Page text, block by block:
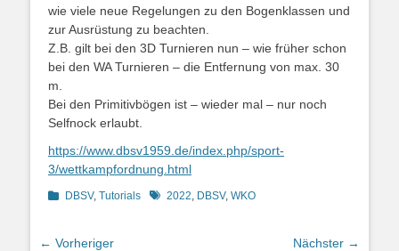
wie viele neue Regelungen zu den Bogenklassen und
zur Ausrüstung zu beachten.
Z.B. gilt bei den 3D Turnieren nun – wie früher schon
bei den WA Turnieren – die Entfernung von max. 30
m.
Bei den Primitivbögen ist – wieder mal – nur noch
Selfnock erlaubt.
https://www.dbsv1959.de/index.php/sport-
3/wettkampfordnung.html
Kategorien
DBSV, Tutorials Schlagworte
2022 DBSV, WKO
Beitragsnavigation
← Vorheriger
Nächster →